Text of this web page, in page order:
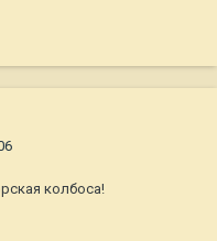
колбоса!